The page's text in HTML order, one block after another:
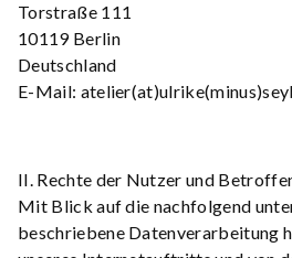
Torstraße 111
10119 Berlin
Deutschland
E-Mail:
II. Rechte der Nutzer und
Mit Blick auf die nachfolgend
beschriebene Datenverarbeitung